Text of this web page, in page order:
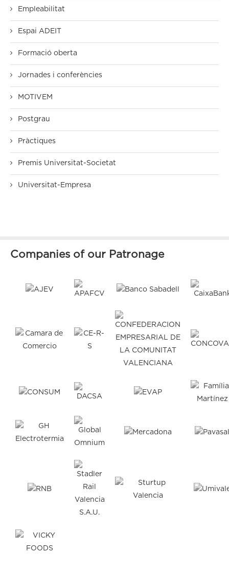
Empleabilitat
Espai ADEIT
Formació oberta
Jornades i conferències
MOTIVEM
Postgrau
Pràctiques
Premis Universitat-Societat
Universitat-Empresa
Companies of our Patronage